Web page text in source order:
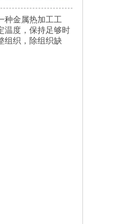
种金属热加工工
温度，保持足够时
组织，除组织缺